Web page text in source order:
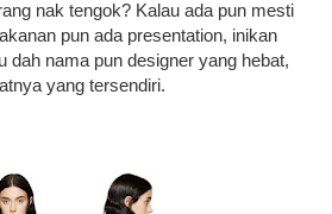
nak tengok? Kalau ada pun mesti
pun ada presentation, inikan
dah nama pun designer yang hebat,
yang tersendiri.